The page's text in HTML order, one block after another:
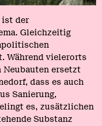
ist der
Gleichzeitig
Während vielerorts
Neubauten ersetzt
dass es auch
Sanierung,
es, zusätzlichen
Substanz